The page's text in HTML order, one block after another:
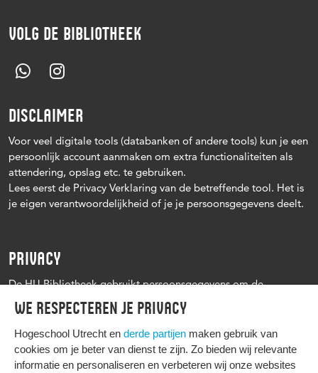
We respecteren je privacy
Hogeschool Utrecht en derde partijen maken gebruik van
cookies om je beter van dienst te zijn. Zo bieden wij relevante
informatie en personaliseren en verbeteren wij onze websites
VOLG DE BIBLIOTHEEK
DISCLAIMER
Voor veel digitale tools (databanken of andere tools) kun je een
persoonlijk account aanmaken om extra functionaliteiten als
attendering, opslag etc. te gebruiken.
Lees eerst de Privacy Verklaring van de betreffende tool. Het is
je eigen verantwoordelijkheid of je je persoonsgegevens deelt.
PRIVACY
De HU Bibliotheek gebruikt persoonsgegevens om de
leenprocedure te kunnen uitvoeren, onder andere voor het
versturen van herinneringen en informatie over reserveringen.
Zie verder het Privacy statement Hogeschool Utrecht